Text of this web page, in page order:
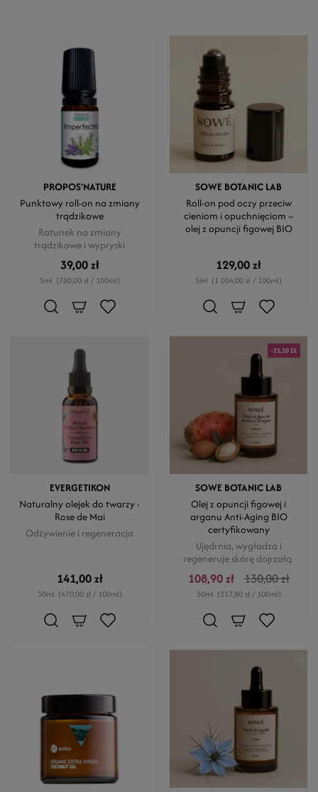
PROPOS'NATURE
Punktowy roll-on na zmiany
trądzikowe
Ratunek na zmiany
trądzikowe i wypryski
39,00 zł
5ml (780,00 zł / 100ml)
SOWE BOTANIC LAB
Roll-on pod oczy przeciw
cieniom i opuchnięciom –
olej z opuncji figowej BIO
129,00 zł
5ml (1 054,00 zł / 100ml)
EVERGETIKON
Naturalny olejek do twarzy -
Rose de Mai
Odżywienie i regeneracja
141,00 zł
30ml (470,00 zł / 100ml)
-21,10 ZŁ
SOWE BOTANIC LAB
Olej z opuncji figowej i
arganu Anti-Aging BIO
certyfikowany
Ujędrnia, wygładza i
regeneruje skórę dojrzałą.
108,90 zł 130,00 zł
50ml (217,80 zł / 100ml)